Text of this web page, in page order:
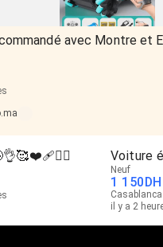
avec Montre et
Voiture
Neuf
1 150DH
Casablanca
il y a 2